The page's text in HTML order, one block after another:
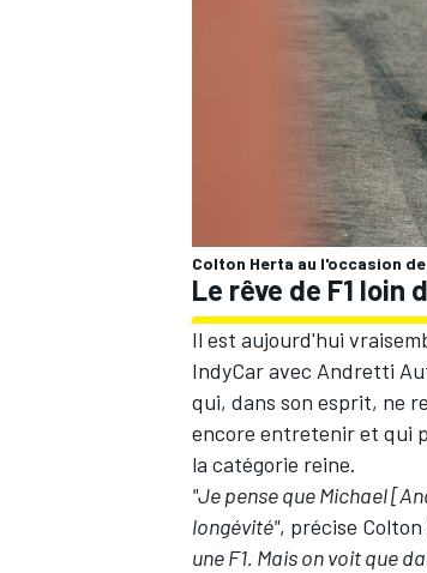
AUTRES CHAMPIONNATS
Colton Herta au l'occasion
Le rêve de F1 loin
Il est aujourd'hui
IndyCar avec Andretti
qui, dans son esprit, ne
encore entretenir et qui
la catégorie reine.
"Je pense que Michael
longévité", précise
une F1. Mais on voit que